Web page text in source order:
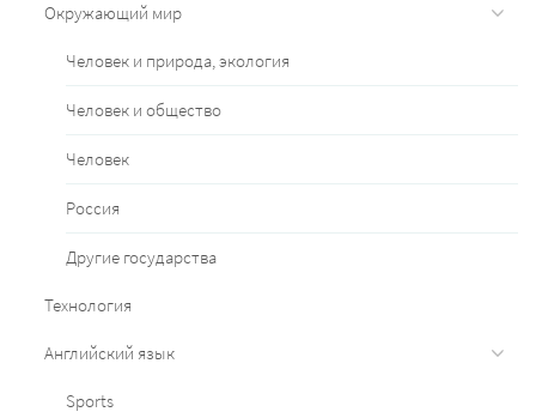
Окружающий мир
Человек и природа, экология
Человек и общество
Человек
Россия
Другие государства
Технология
Английский язык
Sports